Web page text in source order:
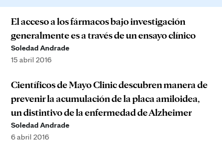
El acceso a los fármacos bajo investigación
generalmente es a través de un ensayo clínico
Soledad Andrade
15 abril 2016
Científicos de Mayo Clinic descubren manera de
prevenir la acumulación de la placa amiloidea,
un distintivo de la enfermedad de Alzheimer
Soledad Andrade
6 abril 2016